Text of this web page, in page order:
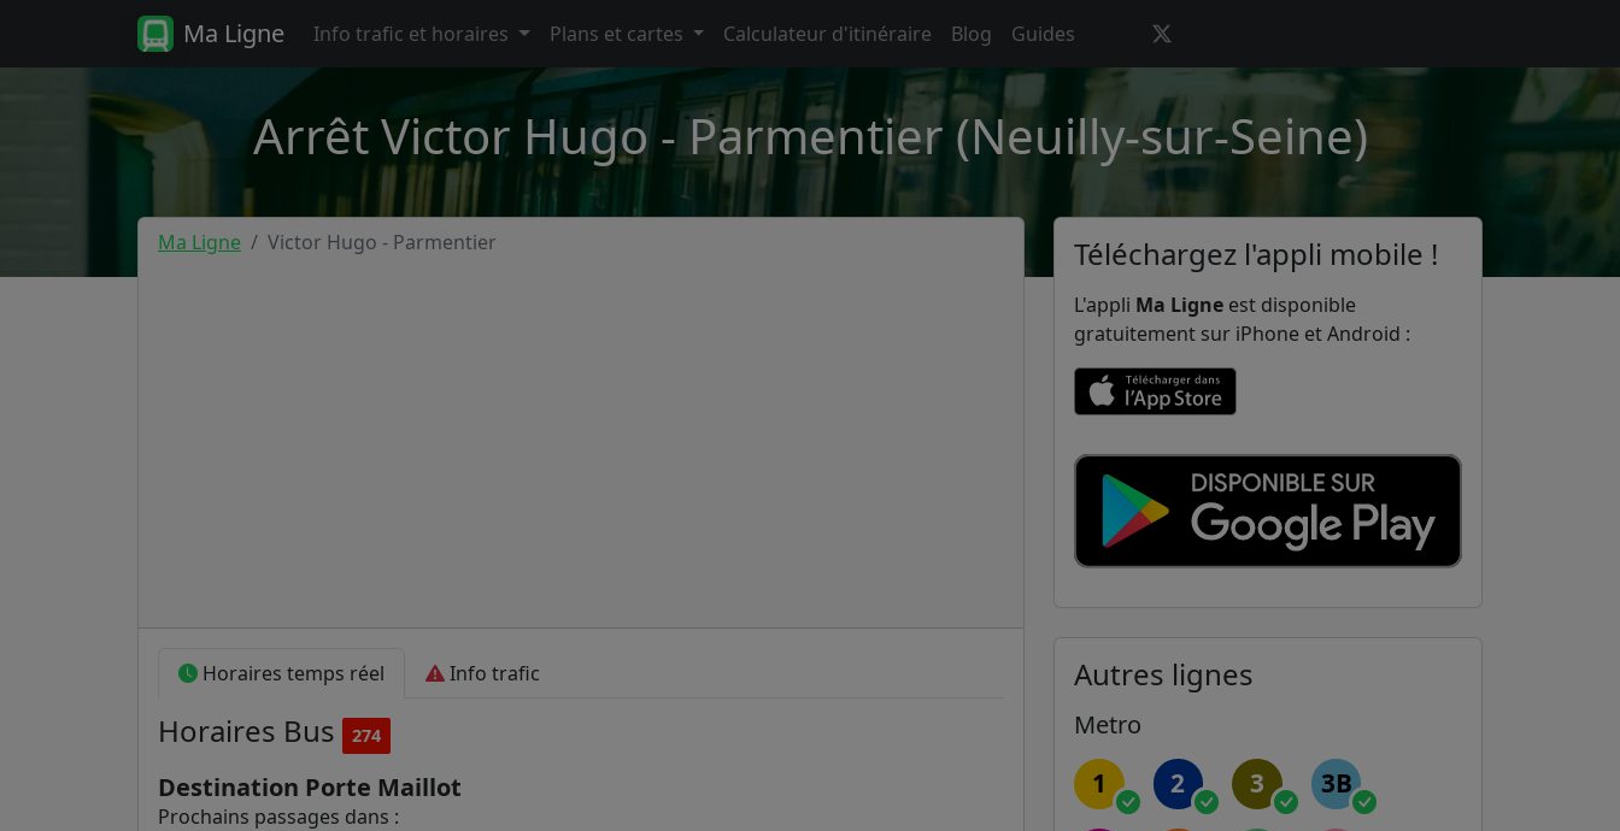
Ma Ligne Info trafic et horaires Plans et cartes Calculateur d'itinéraire Blog Guides
Arrêt Victor Hugo - Parmentier (Neuilly-sur-Seine)
Ma Ligne Victor Hugo - Parmentier
Horaires temps réel Info trafic
Horaires Bus 274
Destination Porte Maillot
Prochains passages dans :
Téléchargez l'appli mobile !
L'appli Ma Ligne est disponible
gratuitement sur iPhone et Android :
Autres lignes
Metro
1 2 3 3B